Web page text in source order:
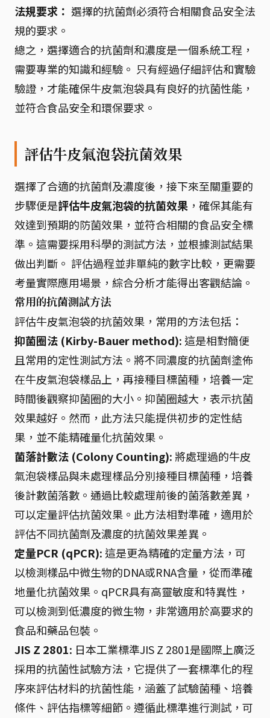
法規要求： 選擇的抗菌劑必須符合相關食品安全法
規的要求。
總之，選擇適合的抗菌劑和濃度是一個系統工程，
需要專業的知識和經驗。 只有經過仔細評估和實驗
驗證，才能確保牛皮氣泡袋具有良好的抗菌性能，
並符合食品安全和環保要求。
評估牛皮氣泡袋抗菌效果
選擇了合適的抗菌劑及濃度後，接下來至關重要的
步驟便是評估牛皮氣泡袋的抗菌效果 ，確保其能有
效達到預期的防菌效果，並符合相關的食品安全標
準。這需要採用科學的測試方法，並根據測試結果
做出判斷。 評估過程並非單純的數字比較，更需要
考量實際應用場景，綜合分析才能得出客觀結論。
常用的抗菌測試方法
評估牛皮氣泡袋的抗菌效果，常用的方法包括：
抑菌圈法 (Kirby-Bauer method): 這是相對簡便
且常用的定性測試方法。將不同濃度的抗菌劑塗佈
在牛皮氣泡袋樣品上，再接種目標菌種，培養一定
時間後觀察抑菌圈的大小。抑菌圈越大，表示抗菌
效果越好。然而，此方法只能提供初步的定性結
果，並不能精確量化抗菌效果。
菌落計數法 (Colony Counting):將處理過的牛皮
氣泡袋樣品與未處理樣品分別接種目標菌種，培養
後計數菌落數。通過比較處理前後的菌落數差異，
可以定量評估抗菌效果。此方法相對準確，適用於
評估不同抗菌劑及濃度的抗菌效果差異。
定量PCR (qPCR): 這是更為精確的定量方法，可
以檢測樣品中微生物的DNA或RNA含量，從而準確
地量化抗菌效果。qPCR具有高靈敏度和特異性，
可以檢測到低濃度的微生物，非常適用於高要求的
食品和藥品包裝。
JIS Z 2801: 日本工業標準JIS Z 2801是國際上廣泛
採用的抗菌性試驗方法，它提供了一套標準化的程
序來評估材料的抗菌性能，涵蓋了試驗菌種、培養
條件、評估指標等細節。遵循此標準進行測試，可